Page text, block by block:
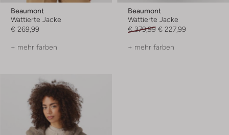
Beaumont
Wattierte Jacke
€ 269,99
+ mehr farben
Beaumont
Wattierte Jacke
€ 379,99 € 227,99
+ mehr farben